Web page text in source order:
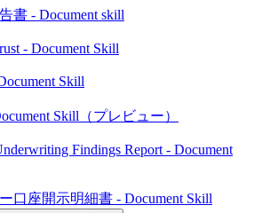
書 - Document skill
- Document Skill
Skill
Skill（プレビュー）
Findings Report - Document
口座開示明細書 - Document Skill